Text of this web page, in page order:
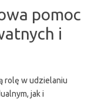
pomoc
i
rolę w udzielaniu
jak i